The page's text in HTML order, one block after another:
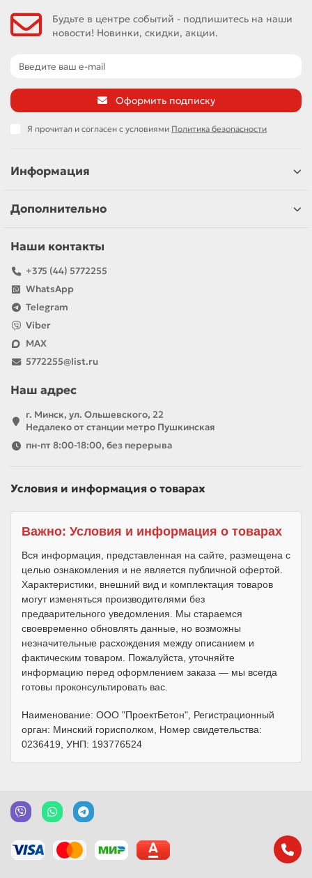
Будьте в центре событий - подпишитесь на наши
новости! Новинки, скидки, акции.
Оформить подписку
Я прочитал и согласен с условиями Политика безопасности
Информация
Дополнительно
Наши контакты
+375 (44) 5772255
WhatsApp
Telegram
Viber
MAX
5772255@list.ru
Наш адрес
г. Минск, ул. Ольшевского, 22
Недалеко от станции метро Пушкинская
пн-пт 8:00-18:00, без перерыва
Условия и информация о товарах
Важно: Условия и информация о товарах
Вся информация, представленная на сайте, размещена с
целью ознакомления и не является публичной офертой.
Характеристики, внешний вид и комплектация товаров
могут изменяться производителями без
предварительного уведомления. Мы стараемся
своевременно обновлять данные, но возможны
незначительные расхождения между описанием и
фактическим товаром. Пожалуйста, уточняйте
информацию перед оформлением заказа — мы всегда
готовы проконсультировать вас.
Наименование: ООО "ПроектБетон", Регистрационный
орган: Минский горисполком, Номер свидетельства:
0236419, УНП: 193776524